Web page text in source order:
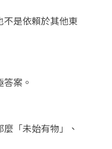
是依賴於其他東
案。
「未始有物」、